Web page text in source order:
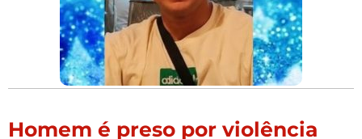
Homem é preso por violência